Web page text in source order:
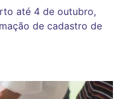
até 4 de outubro,
de cadastro de